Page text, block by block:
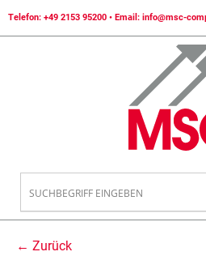
Telefon: +49 2153 95200 • Email: info@msc-
← Zurück